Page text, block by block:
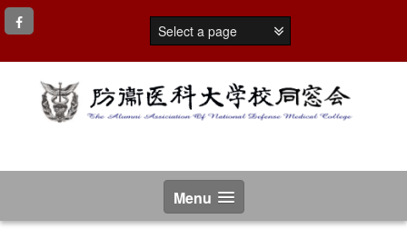
コ
ン
ン
プ
Menu